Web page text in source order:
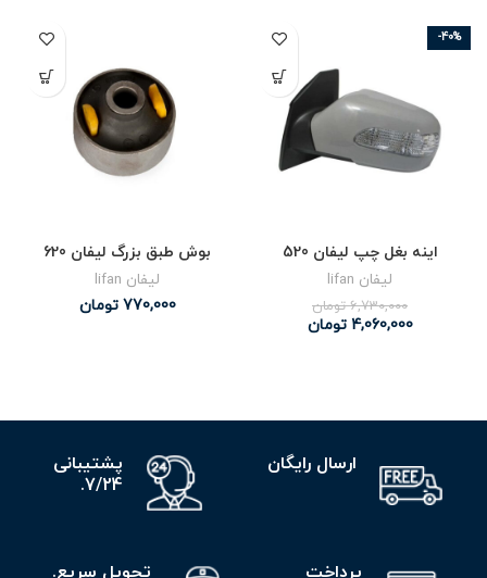
-40%
اینه بغل چپ لیفان 520
لیفان lifan
6,730,000 تومان
4,060,000 تومان
بوش طبق بزرگ لیفان 620
لیفان lifan
770,000 تومان
ارسال رایگان
پشتیبانی
7/24.
پرداخت
تحویل سریع.